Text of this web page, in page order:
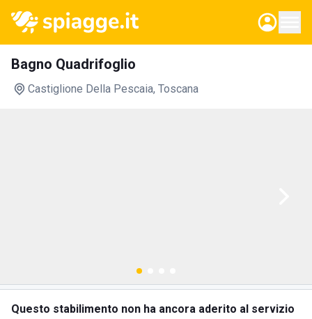
Bagno Quadrifoglio
Castiglione Della Pescaia, Toscana
Questo stabilimento non ha ancora aderito al servizio